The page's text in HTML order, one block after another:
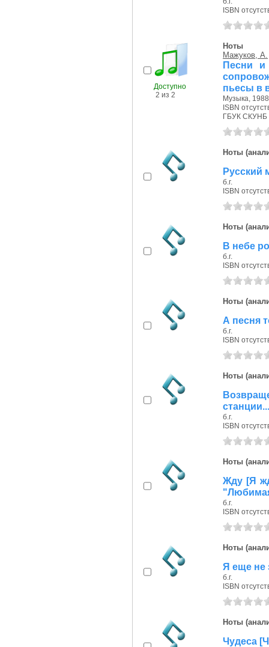
ISBN
Доступно
2 из 2
Ноты
Мажуков, А.
Песни и
пьесы в
Музыка, 1988
ISBN
ГБУК СКУНБ
Ноты
Русский
б.г.
ISBN
Ноты
В небе
б.г.
ISBN
Ноты
А песня
б.г.
ISBN
Ноты
б.г.
ISBN
Ноты
Жду [Я
б.г.
ISBN
Ноты
Я еще не
б.г.
ISBN
Ноты
Чудеса